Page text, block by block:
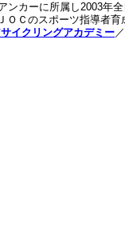
カーに所属し2003年
Ｃのスポーツ指導者
イクリングアカデミー／